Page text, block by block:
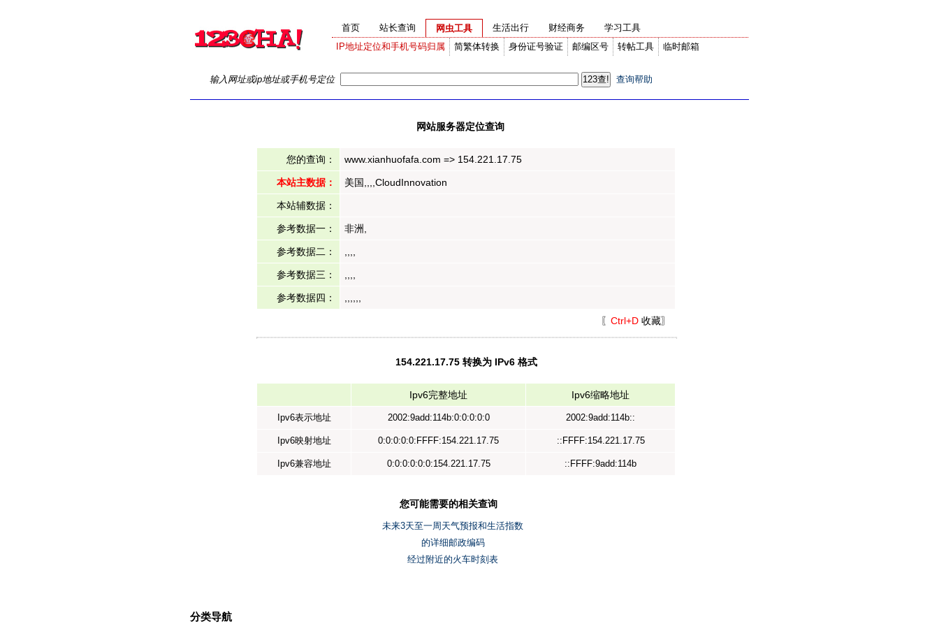
首页 站长查询
网虫工具
IP地址定位和手机号码归属
简繁体转换 身份证号验证 邮编区号 转帖工具 临时邮箱
生活出行 财经商务 学习工具
输入网址或ip地址或手机号定位 查询帮助
网站服务器定位查询
您的查询： www.xianhuofafa.com => 154.221.17.75
本站主数据： 美国,,,,CloudInnovation
本站辅数据：
参考数据一： 非洲,
参考数据二：
参考数据三：
参考数据四：
〖 Ctrl+D 收藏〗
154.221.17.75 转换为 IPv6 格式
Ipv6完整地址 Ipv6缩略地址
Ipv6表示地址 2002:9add:114b:0:0:0:0:0 2002:9add:114b::
Ipv6映射地址 0:0:0:0:0:FFFF:154.221.17.75 ::FFFF:154.221.17.75
Ipv6兼容地址 0:0:0:0:0:0:154.221.17.75 ::FFFF:9add:114b
您可能需要的相关查询
未来3天至一周天气预报和生活指数
的详细邮政编码
经过附近的火车时刻表
分类导航